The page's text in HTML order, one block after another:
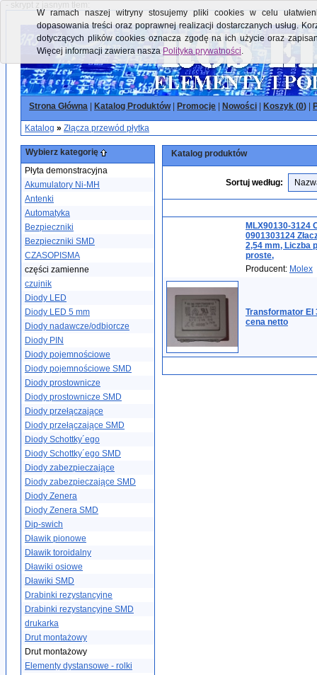
- skrypt z jasnym tłem:
Strona Główna Katalog Produktów| Promocje Nowości Koszyk (0)
Katalog » Złącza przewód płytka
Wybierz kategorię
Płyta demonstracyjna
Akumulatory Ni-MH
Antenki
Automatyka
Bezpieczniki
Bezpieczniki SMD
CZASOPISMA
części zamienne
czujnik
Diody LED
Diody LED 5 mm
Diody nadawcze/odbiorcze
Diody PIN
Diody pojemnościowe
Diody pojemnościowe SMD
Diody prostownicze
Diody prostownicze SMD
Diody przełączające
Diody przełączające SMD
Diody Schottky´ego
Diody Schottky´ego SMD
Diody zabezpieczające
Diody zabezpieczające SMD
Diody Zenera
Diody Zenera SMD
Dip-swich
Dławik pionowe
Dławik toroidalny
Dławiki osiowe
Dławiki SMD
Drabinki rezystancyjne
Drabinki rezystancyjne SMD
drukarka
Drut montażowy
Drut montażowy
Elementy dystansowe - rolki
Katalog produktów
Sortuj według:
MLX90130-3124
0901303124
2,54 mm, Liczba
proste,
Producent: Molex
Transformator EI
cena netto
W ramach naszej witryny stosujemy pliki cookies w celu
dopasowania treści oraz poprawnej realizacji dostarczanych usług.
dotyczących plików cookies oznacza zgodę na ich użycie oraz
Więcej informacji zawiera nasza Polityka prywatności.